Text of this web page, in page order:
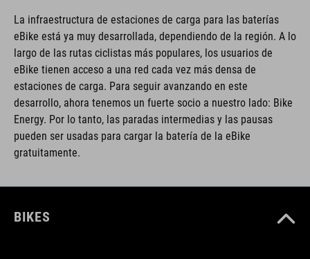
La infraestructura de estaciones de carga para las baterías
eBike está ya muy desarrollada, dependiendo de la región. A lo
largo de las rutas ciclistas más populares, los usuarios de
eBike tienen acceso a una red cada vez más densa de
estaciones de carga. Para seguir avanzando en este
desarrollo, ahora tenemos un fuerte socio a nuestro lado: Bike
Energy. Por lo tanto, las paradas intermedias y las pausas
pueden ser usadas para cargar la batería de la eBike
gratuitamente.
BIKES